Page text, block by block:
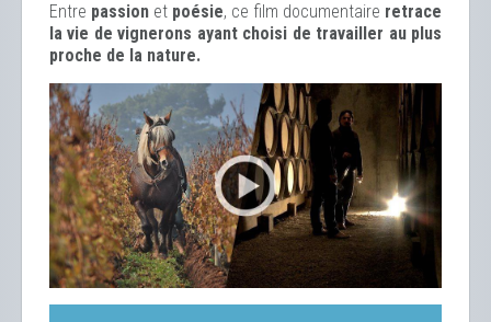
Entre passion et poésie, ce film documentaire retrace
la vie de vignerons ayant choisi de travailler au plus
proche de la nature.